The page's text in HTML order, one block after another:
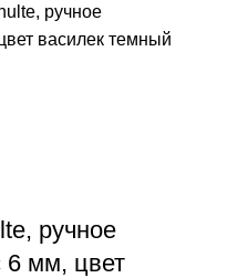
ручное
василек темный
₽
ручное
6 мм, цвет